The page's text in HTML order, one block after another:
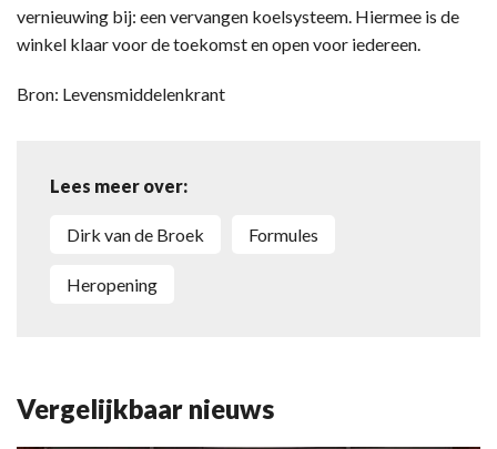
vernieuwing bij: een vervangen koelsysteem. Hiermee is de
winkel klaar voor de toekomst en open voor iedereen.
Bron: Levensmiddelenkrant
Lees meer over:
Dirk van de Broek Formules
Heropening
Vergelijkbaar nieuws